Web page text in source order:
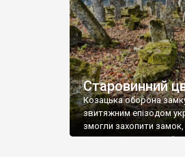
Старовинний
Козацька оборона
звитяжним епізодом
змогли захопити
поховали на цвинтарі,